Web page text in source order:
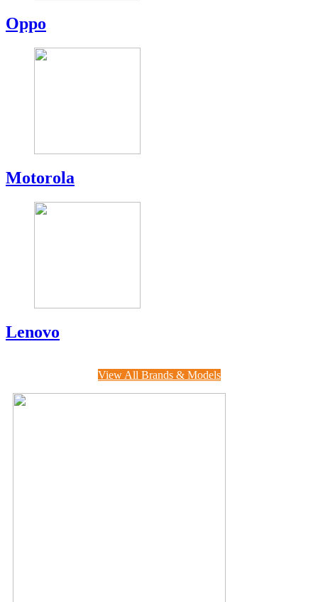
Oppo
Motorola
Lenovo
View All Brands & Models